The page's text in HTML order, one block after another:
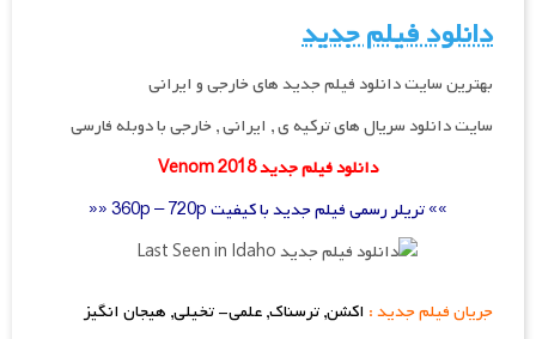
دانلود فیلم جدید
بهترین سایت دانلود فیلم جدید های خارجی و ایرانی
سایت دانلود سریال های ترکیه ی , ایرانی , خارجی با دوبله فارسی
دانلود فیلم جدید Venom 2018
»» تریلر رسمی فیلم جدید با کیفیت 360p – 720p ««
جریان فیلم جدید : اکشن, ترسناک, علمی- تخیلی, هیجان انگیز